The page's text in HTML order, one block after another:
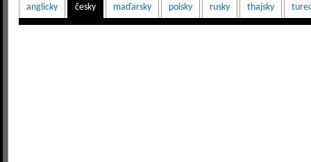
anglicky česky maďarsky polsky rusky thajsky